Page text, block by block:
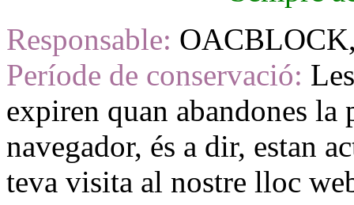
Responsable:
Període de conservació:
expiren quan abandones la
navegador, és a dir, estan
teva visita al nostre lloc